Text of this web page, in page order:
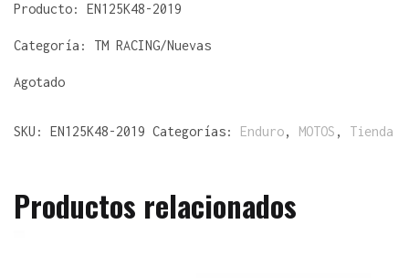
Producto: EN125K48-2019
Categoría: TM RACING/Nuevas
Agotado
SKU: EN125K48-2019 Categorías: Enduro, MOTOS , Tienda
Productos relacionados